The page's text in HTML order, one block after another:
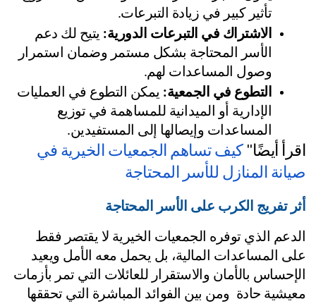
تأثير كبير في زيادة التبرعات.
الاشتراك في التبرعات الدورية:
يتيح لك دعم
الأسر المحتاجة بشكل مستمر وضمان استمرار
وصول المساعدات لهم.
التطوع في الجمعية:
يمكن التطوع في العمليات
الإدارية أو الميدانية للمساهمة في توزيع
المساعدات وإيصالها إلى المستفيدين.
أيضًا"
كيف تساهم الجمعيات الخيرية في
المنازل للأسر المحتاجة
تفريج الكرب على الأسر المحتاجة
الدعم الذي توفره الجمعيات الخيرية لا يقتصر فقط
على المساعدات المالية، بل يحمل معه الأمل ويعيد
الإحساس بالأمان والاستقرار للعائلات التي تمر بأزمات
معيشية حادة  ومن بين الفوائد المباشرة التي تحققها